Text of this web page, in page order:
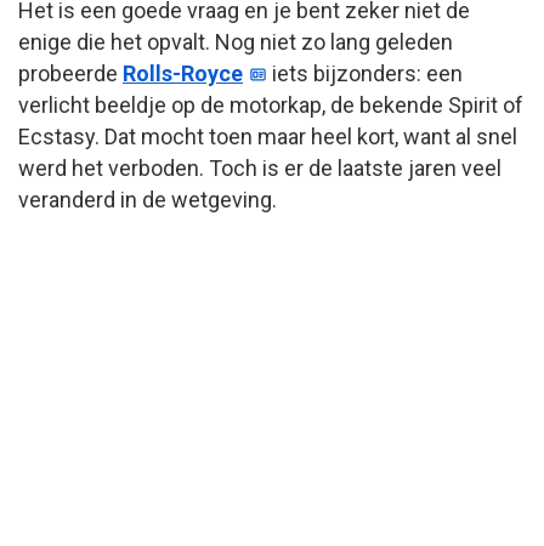
Het is een goede vraag en je bent zeker niet de
enige die het opvalt. Nog niet zo lang geleden
probeerde Rolls-Royce
iets bijzonders: een
verlicht beeldje op de motorkap, de bekende Spirit of
Ecstasy. Dat mocht toen maar heel kort, want al snel
werd het verboden. Toch is er de laatste jaren veel
veranderd in de wetgeving.